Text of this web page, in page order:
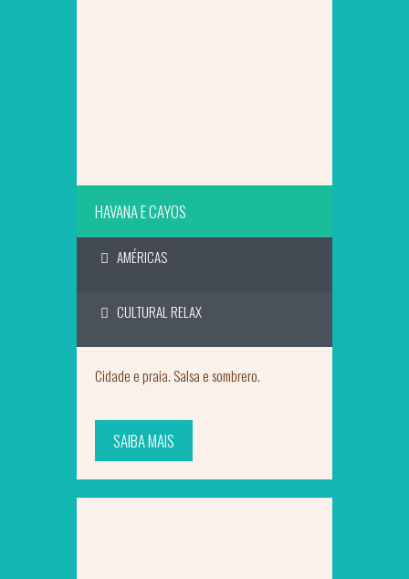
HAVANA E CAYOS
AMÉRICAS
CULTURAL RELAX
Cidade e praia. Salsa e sombrero.
SAIBA MAIS